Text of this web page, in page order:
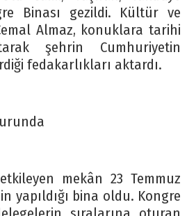
Binası gezildi. Kültür ve
Almaz, konuklara tarihi
şehrin Cumhuriyetin
fedakarlıkları aktardı.
mekân 23 Temmuz
yapıldığı bina oldu. Kongre